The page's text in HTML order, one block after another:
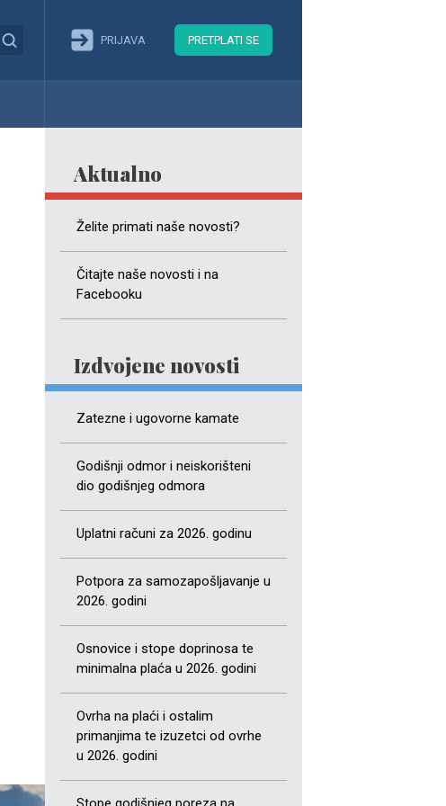
PRIJAVA PRETPLATI SE
Aktualno
Želite primati naše novosti?
Čitajte naše novosti i na
Facebooku
Izdvojene novosti
Zatezne i ugovorne kamate
Godišnji odmor i neiskorišteni
dio godišnjeg odmora
Uplatni računi za 2026. godinu
Potpora za samozapošljavanje u
2026. godini
Osnovice i stope doprinosa te
minimalna plaća u 2026. godini
Ovrha na plaći i ostalim
primanjima te izuzetci od ovrhe
u 2026. godini